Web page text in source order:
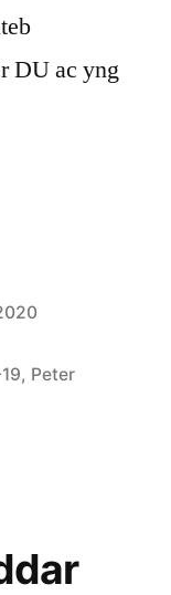
DU ac yng
, Peter